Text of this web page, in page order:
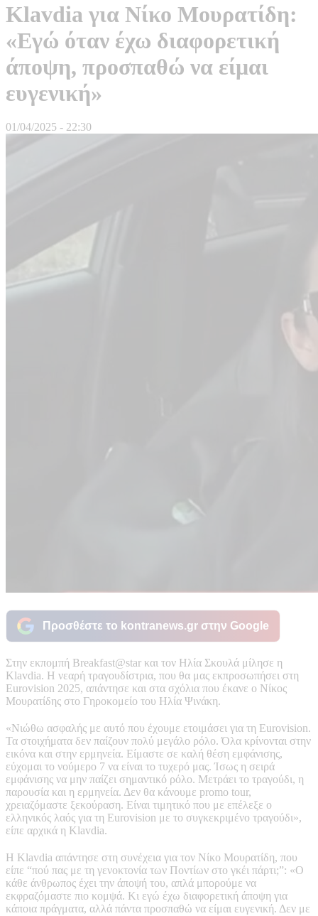
Klavdia για Νίκο Μουρατίδη:
«Εγώ όταν έχω διαφορετική
άποψη, προσπαθώ να είμαι
ευγενική»
01/04/2025 - 22:30
Προσθέστε το kontranews.gr στην Google
Στην εκπομπή Breakfast@star και τον Ηλία Σκουλά μίλησε η
Klavdia. Η νεαρή τραγουδίστρια, που θα μας εκπροσωπήσει στη
Eurovision 2025, απάντησε και στα σχόλια που έκανε ο Νίκος
Μουρατίδης στο Γηροκομείο του Ηλία Ψινάκη.
«Νιώθω ασφαλής με αυτό που έχουμε ετοιμάσει για τη Eurovision.
Τα στοιχήματα δεν παίζουν πολύ μεγάλο ρόλο. Όλα κρίνονται στην
εικόνα και στην ερμηνεία. Είμαστε σε καλή θέση εμφάνισης,
εύχομαι το νούμερο 7 να είναι το τυχερό μας. Ίσως η σειρά
εμφάνισης να μην παίζει σημαντικό ρόλο. Μετράει το τραγούδι, η
παρουσία και η ερμηνεία. Δεν θα κάνουμε promo tour,
χρειαζόμαστε ξεκούραση. Είναι τιμητικό που με επέλεξε ο
ελληνικός λαός για τη Eurovision με το συγκεκριμένο τραγούδι»,
είπε αρχικά η Klavdia.
Η Klavdia απάντησε στη συνέχεια για τον Νίκο Μουρατίδη, που
είπε “πού πας με τη γενοκτονία των Ποντίων στο γκέι πάρτι;”: «Ο
κάθε άνθρωπος έχει την άποψή του, απλά μπορούμε να
εκφραζόμαστε πιο κομψά. Κι εγώ έχω διαφορετική άποψη για
κάποια πράγματα, αλλά πάντα προσπαθώ να είμαι ευγενική. Δεν με